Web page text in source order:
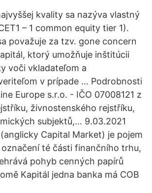
kvality sa nazýva vlastný
– 1 common equity tier 1).
považuje za tzv. gone concern
ktorý umožňuje inštitúcii
voči vkladateľom a
v prípade … Podrobnosti
Europe s.r.o. - IČO 07008121 z
živnostenského rejstříku,
subjektů,… 9.03.2021
Capital Market) je pojem
té části finančního trhu,
pohyb cenných papírů
Kapitál jedna banka má COB